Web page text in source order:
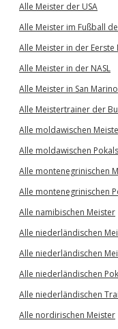
Alle Meister der USA
Alle Meister im Fußball
Alle Meister in der Eerste
Alle Meister in der NASL
Alle Meister in San Marino
Alle Meistertrainer der
Alle moldawischen
Alle moldawischen
Alle montenegrinischen
Alle montenegrinischen
Alle namibischen Meister
Alle niederländischen
Alle niederländischen
Alle niederländischen
Alle niederländischen
Alle nordirischen Meister